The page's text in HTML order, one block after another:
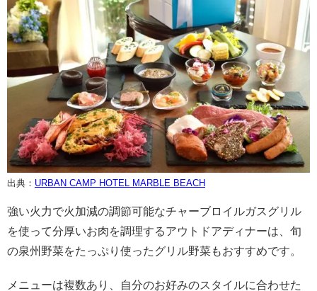
出典： URBAN CAMP HOTEL MARBLE BEACH
強い火力で火加減の調節可能なチャーブロイルガスグリル
を使って分厚いお肉を調理するアウトドアディナーは、旬
の泉州野菜をたっぷり使ったグリル野菜もおすすめです。
メニューは複数あり、自分のお好みのスタイルに合わせた